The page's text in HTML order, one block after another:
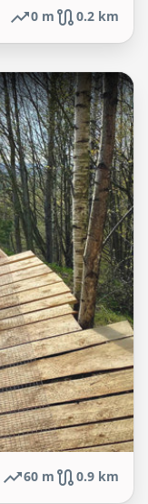
0 m 0.2 km
60 m 0.9 km